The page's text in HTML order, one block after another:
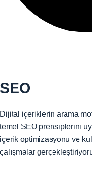
SEO
Dijital içeriklerin arama
temel SEO prensiplerini
içerik optimizasyonu ve
çalışmalar